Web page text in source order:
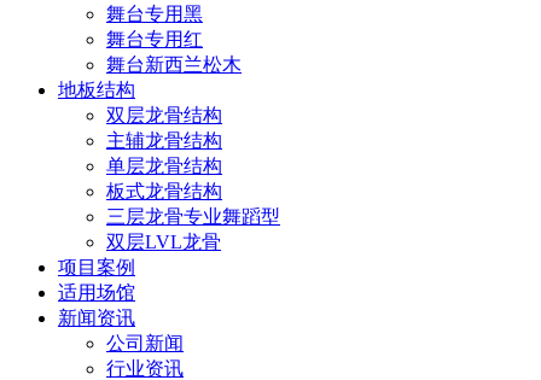
舞台专用黑
舞台专用红
舞台新西兰松木
地板结构
双层龙骨结构
主辅龙骨结构
单层龙骨结构
板式龙骨结构
三层龙骨专业舞蹈型
双层LVL龙骨
项目案例
适用场馆
新闻资讯
公司新闻
行业资讯